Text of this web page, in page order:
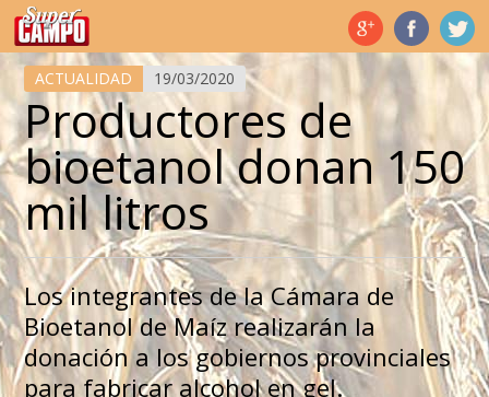
Temas de hoy
ACTUALIDAD 19/03/2020
Productores de
bioetanol donan 150
mil litros
Los integrantes de la Cámara de
Bioetanol de Maíz realizarán la
donación a los gobiernos provinciales
para fabricar alcohol en gel.